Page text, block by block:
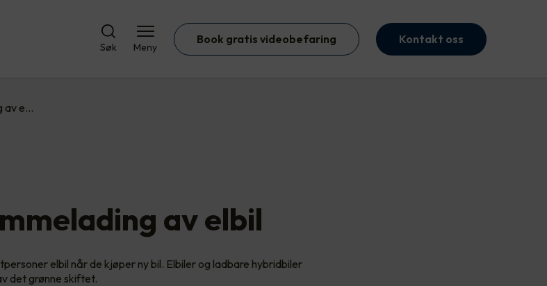
Søk Meny
Book gratis videobefaring Kontakt oss
av e…
av elbil
elbil når de kjøper ny bil. Elbiler og ladbare hybridbiler
det grønne skiftet.